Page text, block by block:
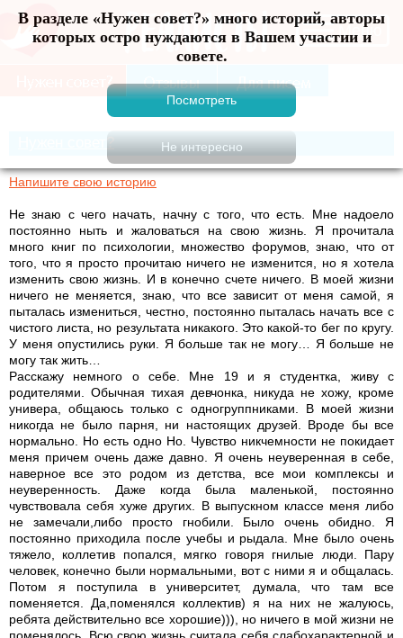
В разделе «Нужен совет?» много историй, авторы
которых остро нуждаются в Вашем участии и
совете.
Меню
Нужен совет?
Напишите свою историю
Не знаю с чего начать, начну с того, что есть. Мне надоело
постоянно ныть и жаловаться на свою жизнь. Я прочитала
много книг по психологии, множество форумов, знаю, что от
того, что я просто прочитаю ничего не изменится, но я хотела
изменить свою жизнь. И в конечно счете ничего. В моей жизни
ничего не меняется, знаю, что все зависит от меня самой, я
пыталась измениться, честно, постоянно пыталась начать все с
чистого листа, но результата никакого. Это какой-то бег по кругу.
У меня опустились руки. Я больше так не могу… Я больше не
могу так жить…
Расскажу немного о себе. Мне 19 и я студентка, живу с
родителями. Обычная тихая девчонка, никуда не хожу, кроме
универа, общаюсь только с одногруппниками. В моей жизни
никогда не было парня, ни настоящих друзей. Вроде бы все
нормально. Но есть одно Но. Чувство никчемности не покидает
меня причем очень даже давно. Я очень неуверенная в себе,
наверное все это родом из детства, все мои комплексы и
неуверенность. Даже когда была маленькой, постоянно
чувствовала себя хуже других. В выпускном классе меня либо
не замечали,либо просто гнобили. Было очень обидно. Я
постоянно приходила после учебы и рыдала. Мне было очень
тяжело, коллетив попался, мягко говоря гнилые люди. Пару
человек, конечно были нормальными, вот с ними я и общалась.
Потом я поступила в университет, думала, что там все
поменяется. Да,поменялся коллектив) я на них не жалуюсь,
ребята действительно все хорошие))), но ничего в мой жизни не
поменялось. Всю свою жизнь считала себя слабохарактерной и